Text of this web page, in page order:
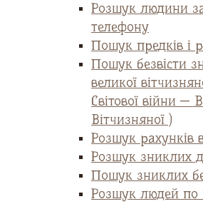
Розшук людини
телефону
Пошук предків і
Пошук безвісти
великої
Світової війни —
Вітчизняної )
Розшук рахунків
Розшук зниклих
Пошук зниклих
Розшук людей по